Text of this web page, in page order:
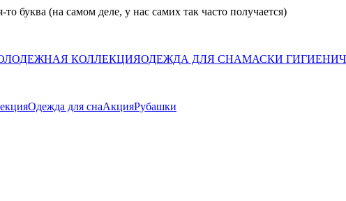
буква (на самом деле, у нас самих так часто получается)
КОЛЛЕКЦИЯОДЕЖДА ДЛЯ СНАМАСКИ
Одежда для снаАкцияРубашки